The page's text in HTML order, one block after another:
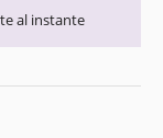
al instante